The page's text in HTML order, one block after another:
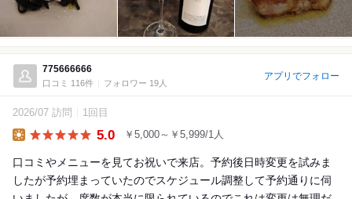
775666666
口コミ 116件 フォロワー 19人
アプリでフォロー
2026/07 訪問 1回目
5.0 ￥5,000～￥5,999/1人
口コミやメニューを見てお祝いで来店。予約後日時変更を試みま
したが予約埋まっていたのでスケジュール調整して予約通りに伺